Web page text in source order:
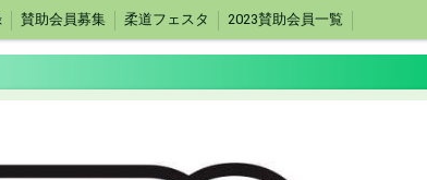
賛助会員募集 柔道フェスタ 2023賛助会員一覧